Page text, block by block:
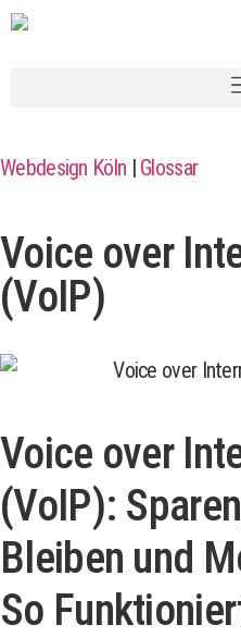
Webdesign Köln | Glossar
Voice over
(VoIP)
Voice over
(VoIP):
Bleiben und
So